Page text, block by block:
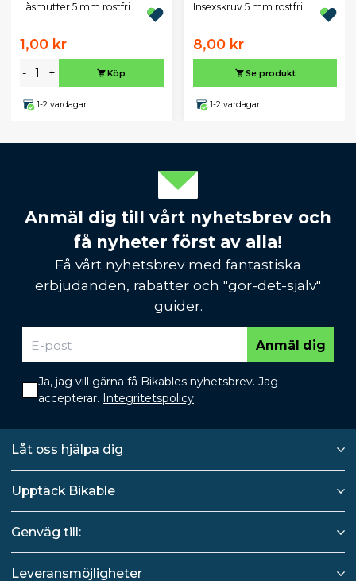
Låsmutter 5 mm rostfri
1,00 kr
- + Köp
1-2 vardagar
Insexskruv 5 mm rostfri
8,00 kr
Se produkt
1-2 vardagar
Anmäl dig till vårt nyhetsbrev och
få nyheter först av alla!
Få vårt nyhetsbrev med fantastiska
erbjudanden, rabatter och "gör-det-själv"
guider.
Anmäl dig
Ja, jag vill gärna få Bikables nyhetsbrev. Jag
accepterar. Integritetspolicy.
Låt oss hjälpa dig
Upptäck Bikable
Genväg till:
Leveransmöjligheter